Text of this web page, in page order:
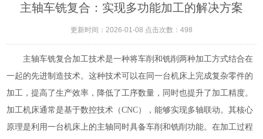
主轴车铣复合：实现多功能加工的解决方案
更新时间：2026-01-08 点击次数：498
主轴车铣复合加工技术是一种将车削和铣削两种加工方式结合在
一起的先进制造技术。这种技术可以在同一台机床上完成复杂零件的
加工，提高了生产效率，降低了工序数量，同时也提升了加工精度。
加工机床通常是基于数控技术（CNC），能够实现多轴联动。其核心
原理是利用一台机床上的主轴同时具备车削和铣削功能。在加工过程